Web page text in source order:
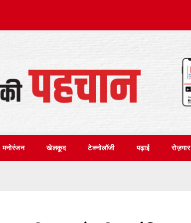
मनोरंजन खेलकूद टेक्नोलॉजी पढ़ाई रोज़गार